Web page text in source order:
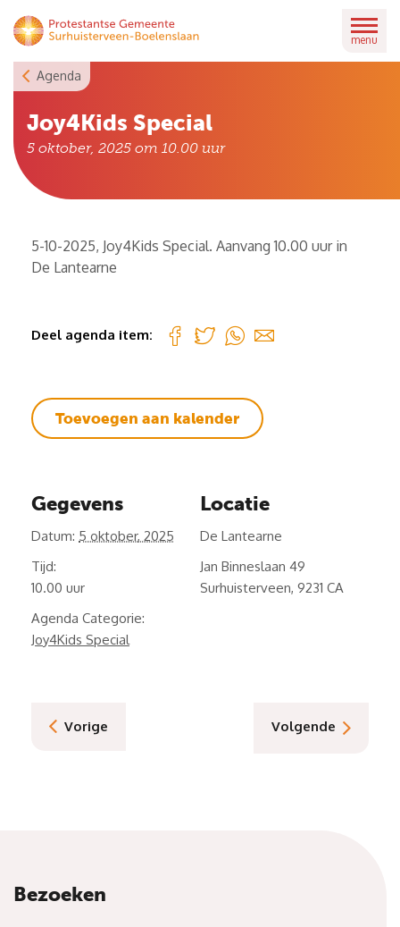
Skip
to
menu
Agenda
Joy4Kids Special
5 oktober, 2025 om 10.00 uur
5-10-2025, Joy4Kids Special. Aanvang 10.00 uur in
De Lantearne
Deel agenda item:
Toevoegen aan kalender
Gegevens
Datum: 5 oktober, 2025
Tijd:
10.00
Agenda Categorie:
Joy4Kids Special
Locatie
De Lantearne
Jan Binneslaan 49
Surhuisterveen, 9231 CA
Vorige Volgende
Bezoeken